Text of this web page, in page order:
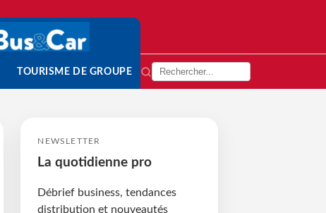
TOURISME DE GROUPE
NEWSLETTER
La quotidienne pro
Débrief business, tendances
distribution et nouveautés